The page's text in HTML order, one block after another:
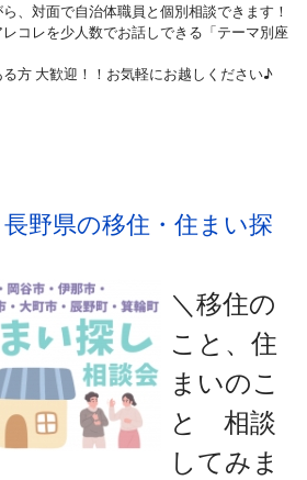
、対面で自治体職員と個別相談できます！
コレを少人数でお話しできる「テーマ別座
る方 大歓迎！！お気軽にお越しください♪
野県の移住・住まい探
＼移住の
こと、住
まいのこ
と 相談
してみま